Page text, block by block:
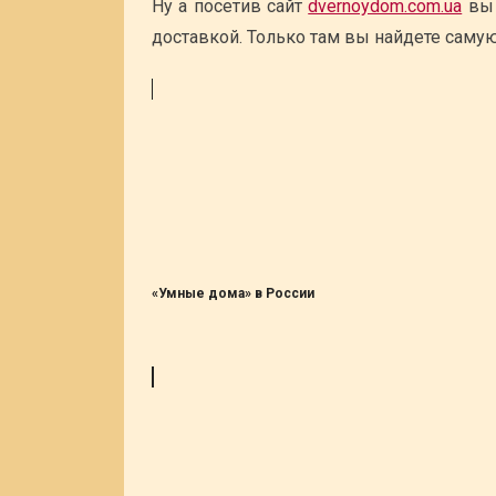
Ну а посетив сайтdvernoydom.com.ua вы
доставкой. Только там вы найдете
«Умные дома» в России